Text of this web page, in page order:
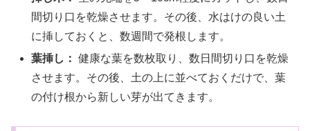
間切り口を乾燥させます。その後、水はけの良い土
に挿しておくと、数週間で発根します。
葉挿し： 健康な葉を数枚取り、数日間切り口を乾燥
させます。その後、土の上に並べておくだけで、葉
の付け根から新しい芽が出てきます。